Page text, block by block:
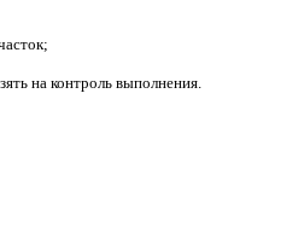
на контроль выполнения.